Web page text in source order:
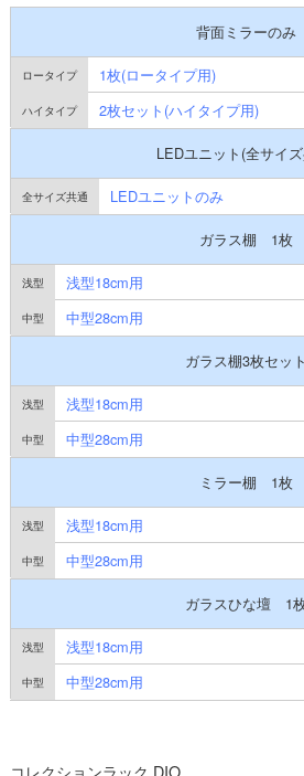
背面ミラーのみ
1枚(ロータイプ用)
2枚セット(ハイタイプ用)
LEDユニット(全サイ
LEDユニットのみ
ガラス棚 1枚
浅型18cm用
中型28cm用
ガラス棚3枚セット
浅型18cm用
中型28cm用
ミラー棚 1枚
浅型18cm用
中型28cm用
ガラスひな壇 1
浅型18cm用
中型28cm用
コレクションラック DIO